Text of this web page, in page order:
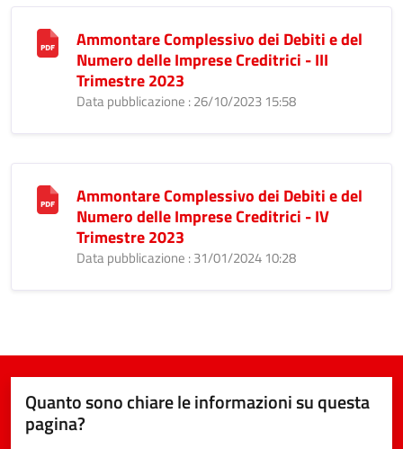
Ammontare Complessivo dei Debiti e del
Numero delle Imprese Creditrici - III
Trimestre 2023
Data pubblicazione : 26/10/2023 15:58
Ammontare Complessivo dei Debiti e del
Numero delle Imprese Creditrici - IV
Trimestre 2023
Data pubblicazione : 31/01/2024 10:28
Quanto sono chiare le informazioni su questa
pagina?